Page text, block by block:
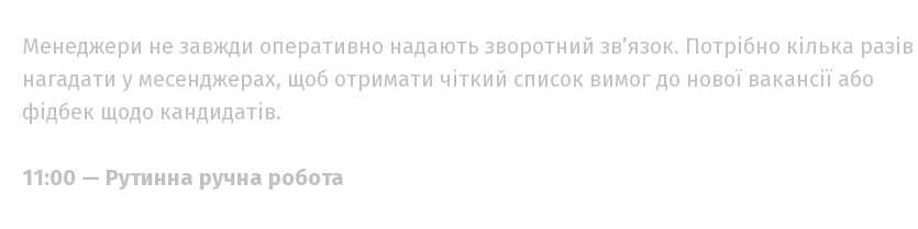
Менеджери не завжди оперативно надають зворотний зв’язок. Потрібно кілька разів
нагадати у месенджерах, щоб отримати чіткий список вимог до нової вакансії або
фідбек щодо кандидатів.
11:00 — Рутинна ручна робота